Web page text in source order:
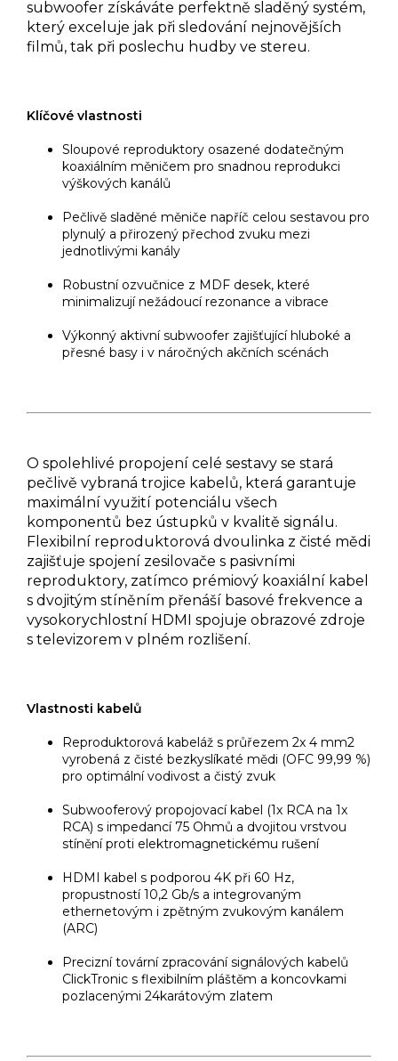
subwoofer získáváte perfektně sladěný systém,
který exceluje jak při sledování nejnovějších
filmů, tak při poslechu hudby ve stereu.
Klíčové vlastnosti
Sloupové reproduktory osazené dodatečným
koaxiálním měničem pro snadnou reprodukci
výškových kanálů
Pečlivě sladěné měniče napříč celou sestavou pro
plynulý a přirozený přechod zvuku mezi
jednotlivými kanály
Robustní ozvučnice z MDF desek, které
minimalizují nežádoucí rezonance a vibrace
Výkonný aktivní subwoofer zajišťující hluboké a
přesné basy i v náročných akčních scénách
O spolehlivé propojení celé sestavy se stará
pečlivě vybraná trojice kabelů, která garantuje
maximální využití potenciálu všech
komponentů bez ústupků v kvalitě signálu.
Flexibilní reproduktorová dvoulinka z čisté mědi
zajišťuje spojení zesilovače s pasivními
reproduktory, zatímco prémiový koaxiální kabel
s dvojitým stíněním přenáší basové frekvence a
vysokorychlostní HDMI spojuje obrazové zdroje
s televizorem v plném rozlišení.
Vlastnosti kabelů
Reproduktorová kabeláž s průřezem 2x 4 mm2
vyrobená z čisté bezkyslíkaté mědi (OFC 99,99 %)
pro optimální vodivost a čistý zvuk
Subwooferový propojovací kabel (1x RCA na 1x
RCA) s impedancí 75 Ohmů a dvojitou vrstvou
stínění proti elektromagnetickému rušení
HDMI kabel s podporou 4K při 60 Hz,
propustností 10,2 Gb/s a integrovaným
ethernetovým i zpětným zvukovým kanálem
(ARC)
Precizní tovární zpracování signálových kabelů
ClickTronic s flexibilním pláštěm a koncovkami
pozlacenými 24karátovým zlatem